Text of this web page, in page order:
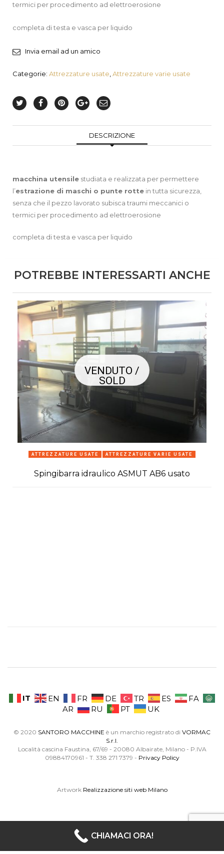
termici per procedimento ad elettroerosione
completa di testa e vasca per liquido
Invia email ad un amico
Categorie: Attrezzature usate,Attrezzature varie usate
DESCRIZIONE
macchina utensile studiata e realizzata per permettere
l’estrazione di maschi o punte rotte in tutta sicurezza,
senza che il pezzo lavorato subisca traumi meccanici o
termici per procedimento ad elettroerosione
completa di testa e vasca per liquido
POTREBBE INTERESSARTI ANCHE
VENDUTO /
SOLD
ATTREZZATURE USATE ATTREZZATURE VARIE USATE
Spingibarra idraulico ASMUT AB6 usato
IT EN FR DE TR ES
FA
AR
RU PT UK
© 2020 SANTORO MACCHINE è un marchio registrato di VORMAC
S.r.l.
Località cascina Faustina, 67/69 - 20080 Albairate, Milano - P.IVA
09884170961 - T. 338 271 7379 - Privacy Policy
Artwork Realizzazione siti web Milano
CHIAMACI ORA!